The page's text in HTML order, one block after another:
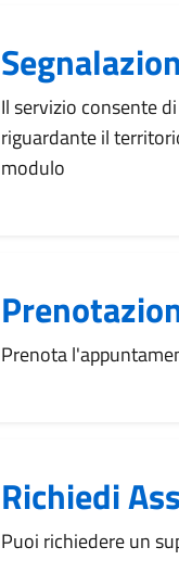
Il servizio consente
riguardante il
modulo
Prenota
Richiedi
Puoi richiedere un